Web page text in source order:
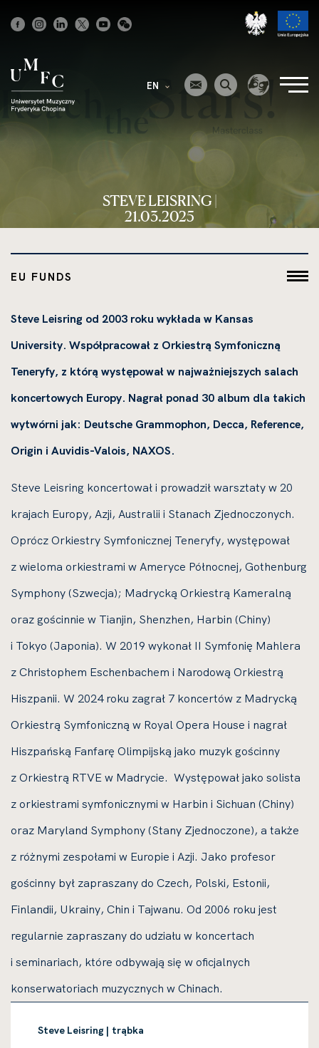
główna
EN
STEVE LEISRING |
21.03.2025
EU FUNDS
Steve Leisring od 2003 roku wykłada w Kansas
University. Współpracował z Orkiestrą Symfoniczną
Teneryfy, z którą występował w najważniejszych salach
koncertowych Europy. Nagrał ponad 30 album dla takich
wytwórni jak: Deutsche Grammophon, Decca, Reference,
Origin i Auvidis-Valois, NAXOS.
Steve Leisring koncertował i prowadził warsztaty w 20
krajach Europy, Azji, Australii i Stanach Zjednoczonych.
Oprócz Orkiestry Symfonicznej Teneryfy, występował
z wieloma orkiestrami w Ameryce Północnej, Gothenburg
Symphony (Szwecja); Madrycką Orkiestrą Kameralną
oraz gościnnie w Tianjin, Shenzhen, Harbin (Chiny)
i Tokyo (Japonia). W 2019 wykonał II Symfonię Mahlera
z Christophem Eschenbachem i Narodową Orkiestrą
Hiszpanii. W 2024 roku zagrał 7 koncertów z Madrycką
Orkiestrą Symfoniczną w Royal Opera House i nagrał
Hiszpańską Fanfarę Olimpijską jako muzyk gościnny
z Orkiestrą RTVE w Madrycie. Występował jako solista
z orkiestrami symfonicznymi w Harbin i Sichuan (Chiny)
oraz Maryland Symphony (Stany Zjednoczone), a także
z różnymi zespołami w Europie i Azji. Jako profesor
gościnny był zapraszany do Czech, Polski, Estonii,
Finlandii, Ukrainy, Chin i Tajwanu. Od 2006 roku jest
regularnie zapraszany do udziału w koncertach
i seminariach, które odbywają się w oficjalnych
konserwatoriach muzycznych w Chinach.
Steve Leisring | trąbka